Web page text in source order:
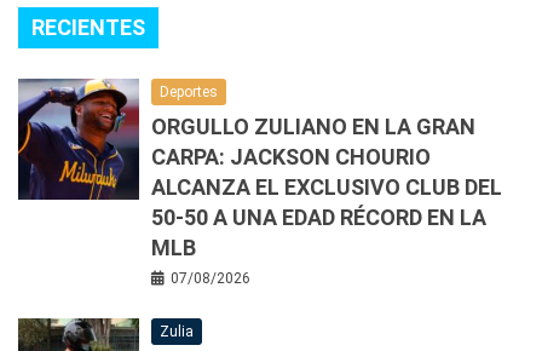
RECIENTES
Deportes
ORGULLO ZULIANO EN LA GRAN
CARPA: JACKSON CHOURIO
ALCANZA EL EXCLUSIVO CLUB DEL
50-50 A UNA EDAD RÉCORD EN LA
MLB
07/08/2026
Zulia